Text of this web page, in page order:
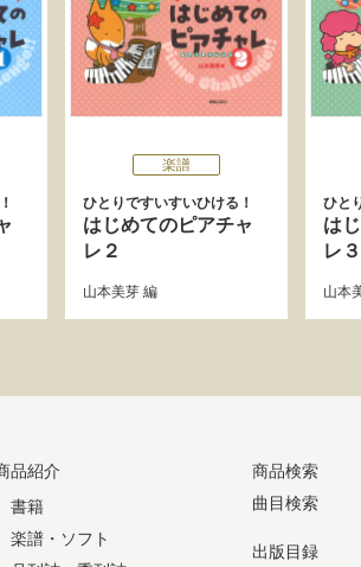
楽譜
ひとりですいすいひける！
はじめてのピアチャ
レ２
山本美芽 編
ひと
は
レ３
山本
品紹介
書籍
楽譜・ソフト
商品検索
曲目検索
出版目録